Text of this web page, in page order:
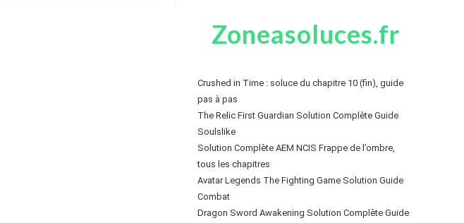
Zoneasoluces.fr
Crushed in Time : soluce du chapitre 10 (fin), guide
pas à pas
The Relic First Guardian Solution Complète Guide
Soulslike
Solution Complète AEM NCIS Frappe de l’ombre,
tous les chapitres
Avatar Legends The Fighting Game Solution Guide
Combat
Dragon Sword Awakening Solution Complète Guide